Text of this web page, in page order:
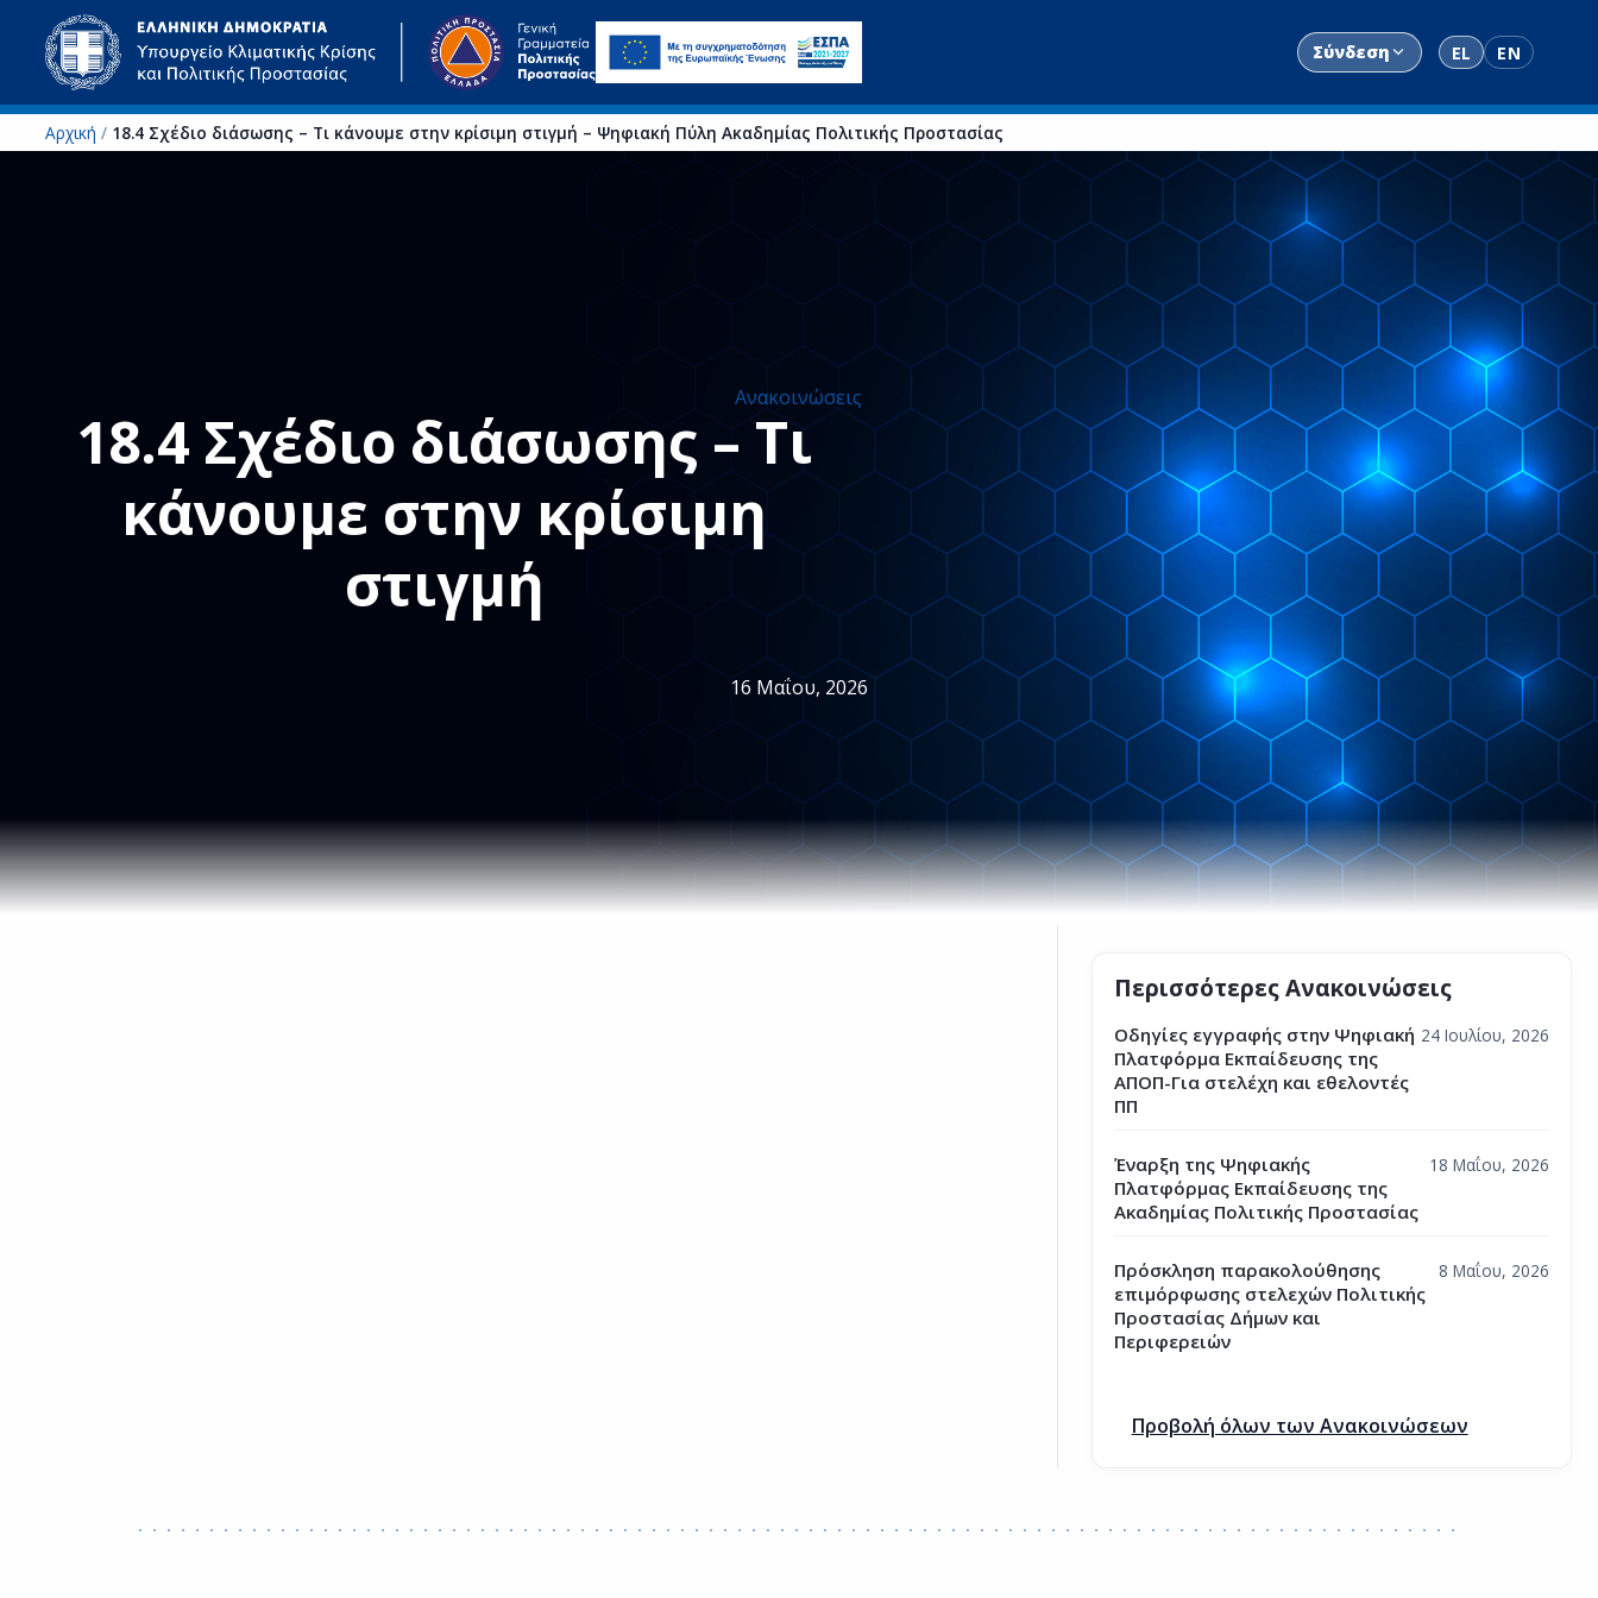
Μετάβαση στο κύριο περιεχόμενο
Σύνδεση EL EN
Αρχική / 18.4 Σχέδιο διάσωσης – Τι κάνουμε στην κρίσιμη στιγμή – Ψηφιακή Πύλη Ακαδημίας Πολιτικής Προστασίας
Ανακοινώσεις
18.4 Σχέδιο διάσωσης – Τι
κάνουμε στην κρίσιμη
στιγμή
16 Μαΐου, 2026
Περισσότερες Ανακοινώσεις
Οδηγίες εγγραφής στην Ψηφιακή
Πλατφόρμα Εκπαίδευσης της
ΑΠΟΠ-Για στελέχη και εθελοντές
ΠΠ
24 Ιουλίου, 2026
Έναρξη της Ψηφιακής
Πλατφόρμας Εκπαίδευσης της
Ακαδημίας Πολιτικής Προστασίας
18 Μαΐου, 2026
Πρόσκληση παρακολούθησης
επιμόρφωσης στελεχών Πολιτικής
Προστασίας Δήμων και
Περιφερειών
8 Μαΐου, 2026
Προβολή όλων των Ανακοινώσεων